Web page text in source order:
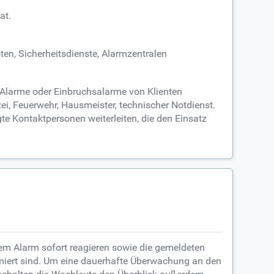
Sicherheitsdienste, Alarmzentralen
oder Einbruchsalarme von Klienten
Feuerwehr, Hausmeister, technischer Notdienst.
Kontaktpersonen weiterleiten, die den Einsatz
Alarm sofort reagieren sowie die gemeldeten
sind. Um eine dauerhafte Überwachung an den